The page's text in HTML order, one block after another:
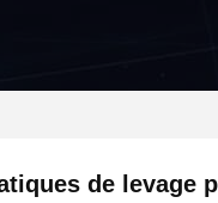
de levage